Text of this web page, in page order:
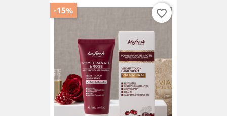
-15% favorite_border